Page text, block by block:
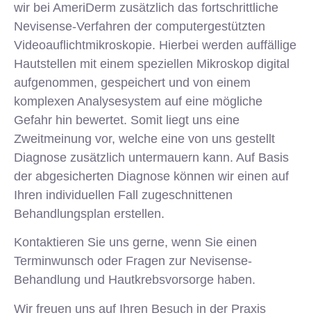
wir bei AmeriDerm zusätzlich das fortschrittliche
Nevisense-Verfahren der computergestützten
Videoauflichtmikroskopie. Hierbei werden auffällige
Hautstellen mit einem speziellen Mikroskop digital
aufgenommen, gespeichert und von einem
komplexen Analysesystem auf eine mögliche
Gefahr hin bewertet. Somit liegt uns eine
Zweitmeinung vor, welche eine von uns gestellt
Diagnose zusätzlich untermauern kann. Auf Basis
der abgesicherten Diagnose können wir einen auf
Ihren individuellen Fall zugeschnittenen
Behandlungsplan erstellen.
Kontaktieren Sie uns gerne, wenn Sie einen
Terminwunsch oder Fragen zur Nevisense-
Behandlung und Hautkrebsvorsorge haben.
Wir freuen uns auf Ihren Besuch in der Praxis